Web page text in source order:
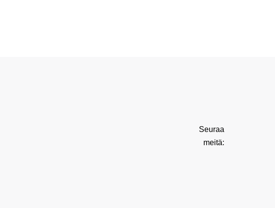
Seuraa
meitä: